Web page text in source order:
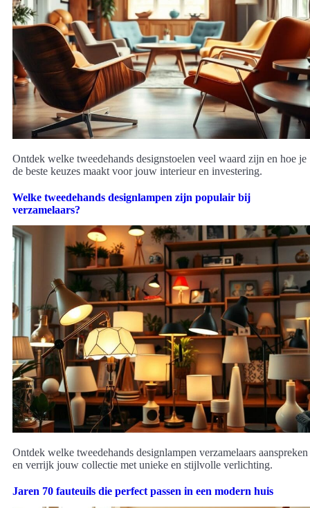
Ontdek welke tweedehands designstoelen veel waard zijn en hoe je
de beste keuzes maakt voor jouw interieur en investering.
Welke tweedehands designlampen zijn populair bij
verzamelaars?
Ontdek welke tweedehands designlampen verzamelaars aanspreken
en verrijk jouw collectie met unieke en stijlvolle verlichting.
Jaren 70 fauteuils die perfect passen in een modern huis